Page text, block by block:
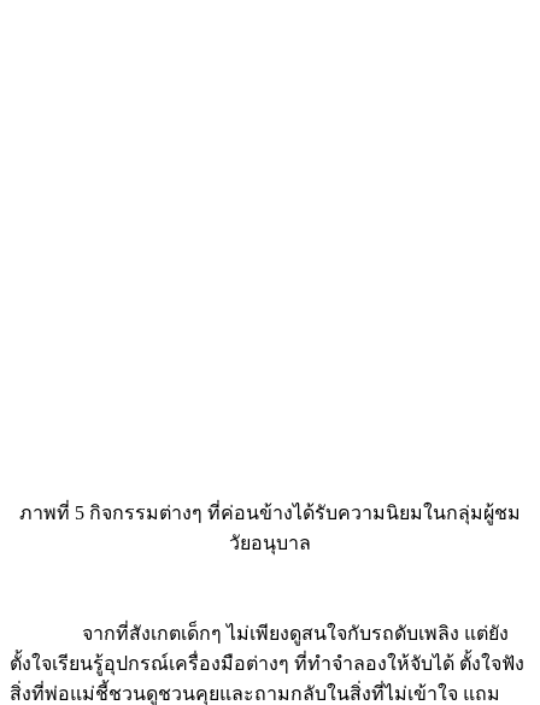
ภาพที่ 5 กิจกรรมต่างๆ ที่ค่อนข้างได้รับความนิยมในกลุ่มผู้ชม
วัยอนุบาล
จากที่สังเกตเด็กๆ ไม่เพียงดูสนใจกับรถดับเพลิง แต่ยัง
ตั้งใจเรียนรู้อุปกรณ์เครื่องมือต่างๆ ที่ทำจำลองให้จับได้ ตั้งใจฟัง
สิ่งที่พ่อแม่ชี้ชวนดูชวนคุยและถามกลับในสิ่งที่ไม่เข้าใจ แถม